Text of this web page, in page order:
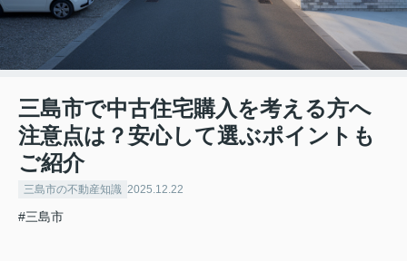
三島市で中古住宅購入を考える方へ
注意点は？安心して選ぶポイントも
ご紹介
三島市の不動産知識 2025.12.22
#三島市